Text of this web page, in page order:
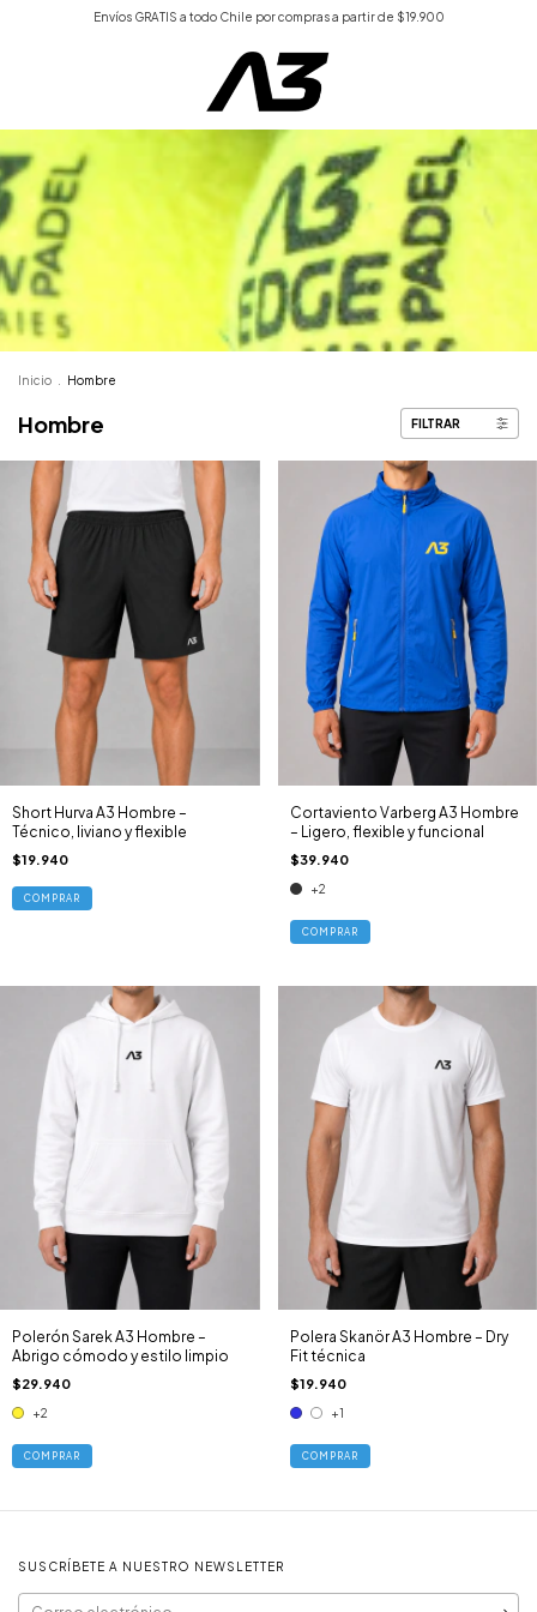
Envíos GRATIS a todo Chile por compras a partir de $19.900
Inicio Hombre
Hombre FILTRAR
Short Hurva A3 Hombre –
Técnico, liviano y flexible
$19.940
COMPRAR
Cortaviento Varberg A3 Hombre
– Ligero, flexible y funcional
$39.940
+2
COMPRAR
Polerón Sarek A3 Hombre –
Abrigo cómodo y estilo limpio
$29.940
+2
COMPRAR
Polera Skanör A3 Hombre – Dry
Fit técnica
$19.940
+1
COMPRAR
SUSCRÍBETE A NUESTRO NEWSLETTER